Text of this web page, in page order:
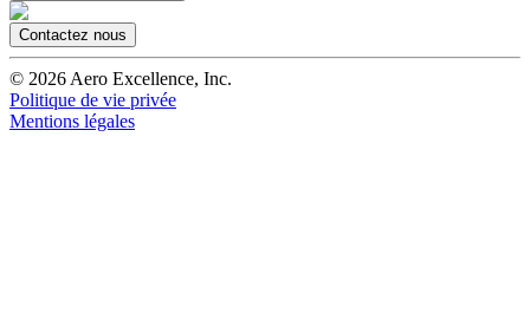
Contactez nous
© 2026Aero Excellence, Inc.
Politique de vie privée
Mentions légales